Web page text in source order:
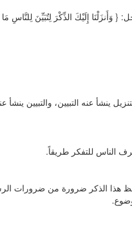
وَأَنزَلْنَا إِلَيْكَ الذِّكْرَ لِتُبَيِّنَ لِلنَّاسِ
ينشأ عنه التبيين، والتبيين ينشأ
الناس للتفكر طريقاً.
وحفظ هذا الذكر ضرورة من ضرورات